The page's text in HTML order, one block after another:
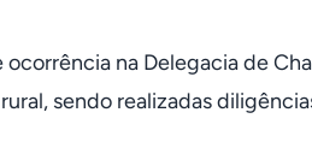
na Delegacia de
sendo realizadas